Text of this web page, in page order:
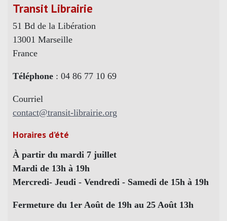
Transit Librairie
51 Bd de la Libération
13001 Marseille
France
Téléphone : 04 86 77 10 69
Courriel
contact@transit-librairie.org
Horaires d’été
À partir du mardi 7 juillet
Mardi de 13h à 19h
Mercredi- Jeudi - Vendredi - Samedi de 15h à 19h
Fermeture du 1er Août de 19h au 25 Août 13h